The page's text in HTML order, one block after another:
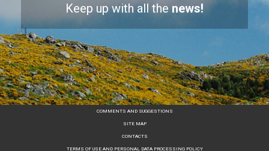
Keep up with all thenews!
COMMENTS AND SUGGESTIONS
SITE MAP
CONTACTS
TERMS OF USE AND PERSONAL DATA PROCESSING POLICY